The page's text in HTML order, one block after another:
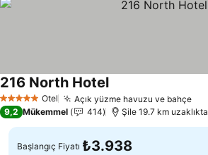
5 Yıldız Otel Açık yüzme havuzu ve bahçe
216 North Hotel
9,2 Mükemmel 414 Şile 19.7 km uzaklıkta
Başlangıç Fiyatı ₺3.938